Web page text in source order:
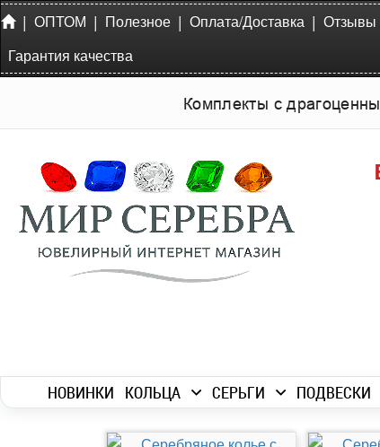
| ОПТОМ | Полезное | Оплата/Доставка | Отзывы
Гарантия качества
Комплекты с
НОВИНКИ КОЛЬЦА СЕРЬГИ ПОДВЕСКИ